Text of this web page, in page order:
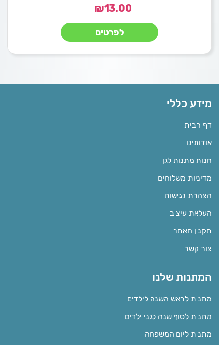
₪13.00
לפרטים
מידע כללי
דף הבית
אודותינו
חנות מתנות לגן
מדיניות משלוחים
הצהרת נגישות
העלאת עיצוב
תקנון האתר
צור קשר
המתנות שלנו
מתנות לראש השנה לילדים
מתנות לסוף שנה לגני ילדים
מתנות ליום המשפחה